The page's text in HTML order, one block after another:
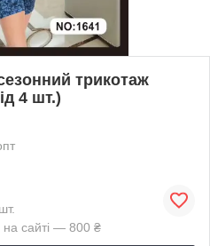
трикотаж
4 шт.)
на сайті — 800 ₴